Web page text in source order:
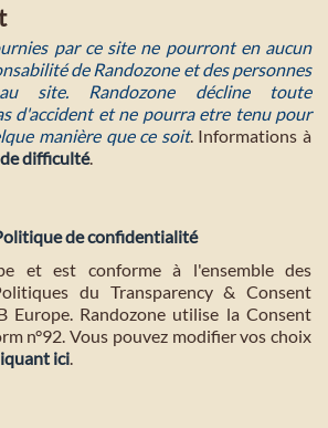
par ce site ne pourront en aucun
de Randozone et des personnes
site. Randozone décline toute
d'accident et ne pourra etre tenu pour
manière que ce soit. Informations à
difficulté.
de confidentialité
et est conforme à l'ensemble des
du Transparency & Consent
Europe. Randozone utilise la Consent
n°92. Vous pouvez modifier vos choix
ici.